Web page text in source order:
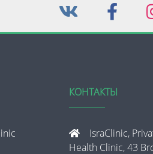
КОНТАКТЫ
IsraClinic,
Health Clinic, 43